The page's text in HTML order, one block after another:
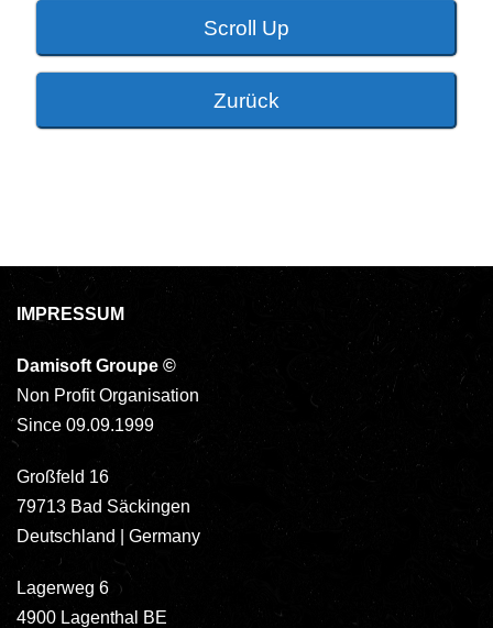
Scroll Up
Zurück
IMPRESSUM
Damisoft Groupe ©
Non Profit Organisation
Since 09.09.1999
Großfeld 16
79713 Bad Säckingen
Deutschland | Germany
Lagerweg 6
4900 Lagenthal BE